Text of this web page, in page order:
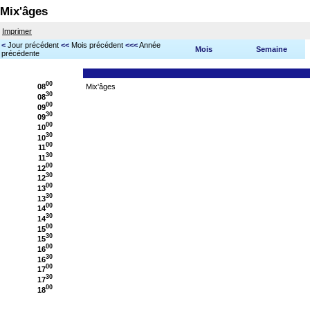
Mix'âges
Imprimer
< Jour précédent << Mois précédent <<<Année
précédente
Mois Semaine
0800
0830
0900
0930
1000
1030
1100
1130
1200
1230
1300
1330
1400
1430
1500
1530
1600
1630
1700
1730
1800
Mix'âges